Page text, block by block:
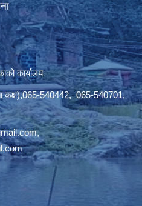
कार्यालय
कक्ष),065-540442, 065-540701,
,